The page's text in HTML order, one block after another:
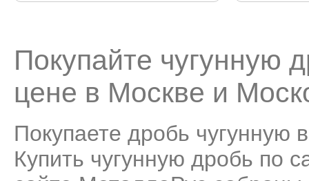
Покупайте чугунную
цене в Москве и
Покупаете дробь чугунную
Купить чугунную дробь по